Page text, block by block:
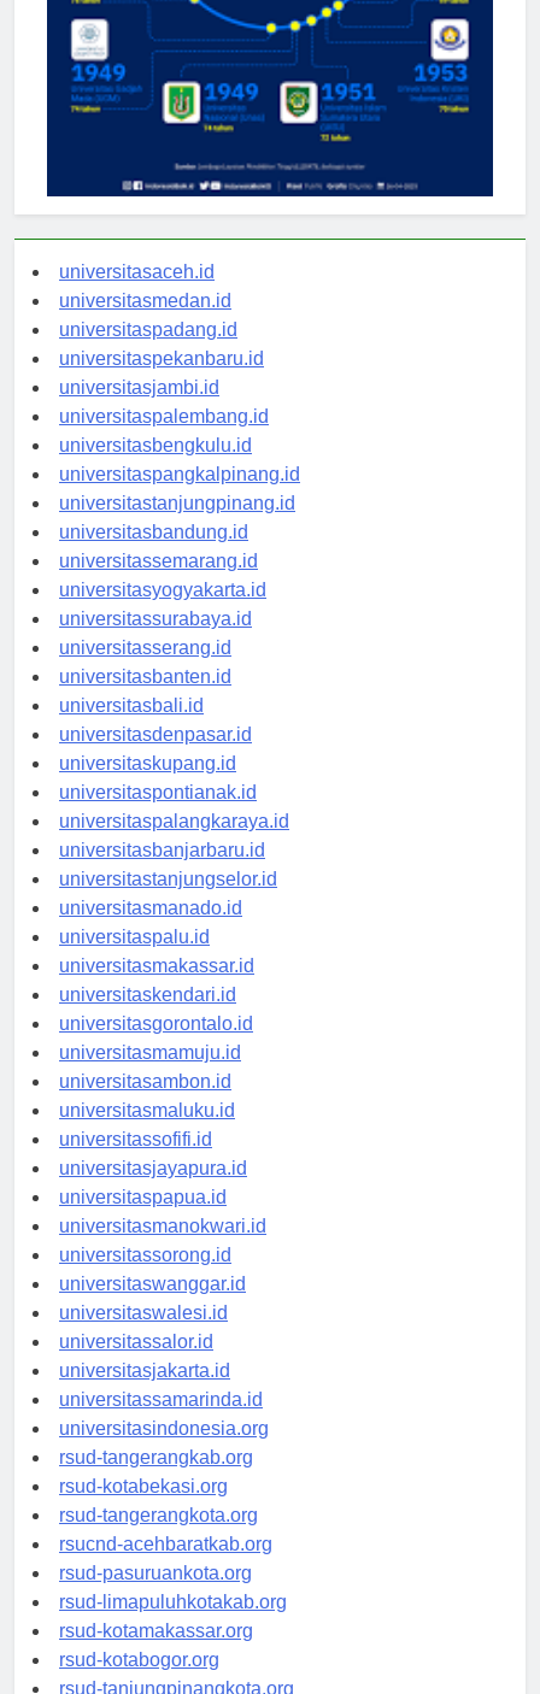
universitasaceh.id
universitasmedan.id
universitaspadang.id
universitaspekanbaru.id
universitasjambi.id
universitaspalembang.id
universitasbengkulu.id
universitaspangkalpinang.id
universitastanjungpinang.id
universitasbandung.id
universitassemarang.id
universitasyogyakarta.id
universitassurabaya.id
universitasserang.id
universitasbanten.id
universitasbali.id
universitasdenpasar.id
universitaskupang.id
universitaspontianak.id
universitaspalangkaraya.id
universitasbanjarbaru.id
universitastanjungselor.id
universitasmanado.id
universitaspalu.id
universitasmakassar.id
universitaskendari.id
universitasgorontalo.id
universitasmamuju.id
universitasambon.id
universitasmaluku.id
universitassofifi.id
universitasjayapura.id
universitaspapua.id
universitasmanokwari.id
universitassorong.id
universitaswanggar.id
universitaswalesi.id
universitassalor.id
universitasjakarta.id
universitassamarinda.id
universitasindonesia.org
rsud-tangerangkab.org
rsud-kotabekasi.org
rsud-tangerangkota.org
rsucnd-acehbaratkab.org
rsud-pasuruankota.org
rsud-limapuluhkotakab.org
rsud-kotamakassar.org
rsud-kotabogor.org